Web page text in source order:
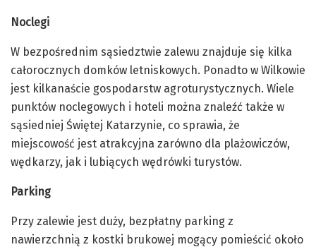
Noclegi
W bezpośrednim sąsiedztwie zalewu znajduje się kilka
całorocznych domków letniskowych. Ponadto w Wilkowie
jest kilkanaście gospodarstw agroturystycznych. Wiele
punktów noclegowych i hoteli można znaleźć także w
sąsiedniej Świętej Katarzynie, co sprawia, że
miejscowość jest atrakcyjna zarówno dla plażowiczów,
wędkarzy, jak i lubiących wędrówki turystów.
Parking
Przy zalewie jest duży, bezpłatny parking z
nawierzchnią z kostki brukowej mogący pomieścić około